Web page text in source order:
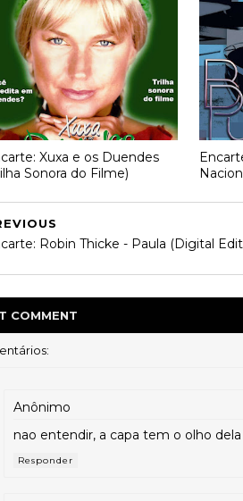
Xuxa e os Duendes
Sonora do Filme)
Robin Thicke - Paula (Digital
COMMENT
Anônimo
nao entendir, a capa tem o olho
Responder